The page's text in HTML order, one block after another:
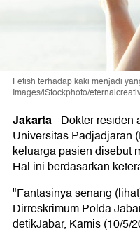
Fetish terhadap kaki menjadi
Images/iStockphoto/
Jakarta-Dokter residen
Universitas Padjadjaran
keluarga pasien disebut
Hal ini berdasarkan
"Fantasinya senang
Dirreskrimum Polda
detikJabar, Kamis (10/5/